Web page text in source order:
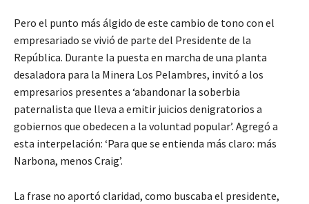
Pero el punto más álgido de este cambio de tono con el
empresariado se vivió de parte del Presidente de la
República. Durante la puesta en marcha de una planta
desaladora para la Minera Los Pelambres, invitó a los
empresarios presentes a ‘abandonar la soberbia
paternalista que lleva a emitir juicios denigratorios a
gobiernos que obedecen a la voluntad popular’. Agregó a
esta interpelación: ‘Para que se entienda más claro: más
Narbona, menos Craig’.
La frase no aportó claridad, como buscaba el presidente,